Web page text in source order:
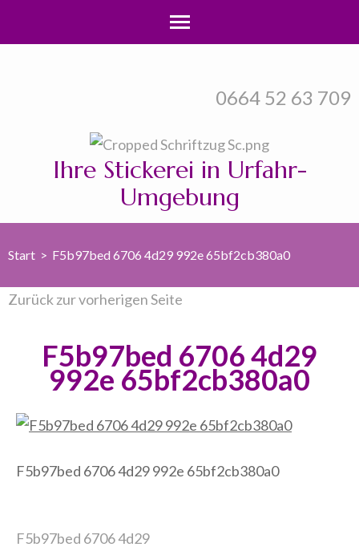
0664 52 63 709
Ihre Stickerei in Urfahr-
Umgebung
Start > F5b97bed 6706 4d29 992e 65bf2cb380a0
Zurück zur vorherigen Seite
F5b97bed 6706 4d29
992e 65bf2cb380a0
F5b97bed 6706 4d29 992e 65bf2cb380a0
Beitragsnavigation
F5b97bed 6706 4d29